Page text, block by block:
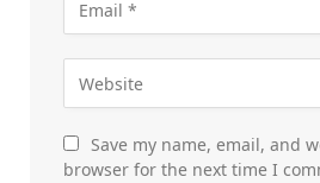
Save my name, email, and
browser for the next time I